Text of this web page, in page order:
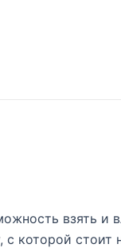
взять
которой стоит